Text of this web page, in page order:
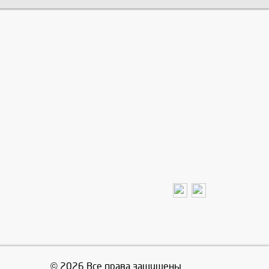
© 2026 Все права защищены